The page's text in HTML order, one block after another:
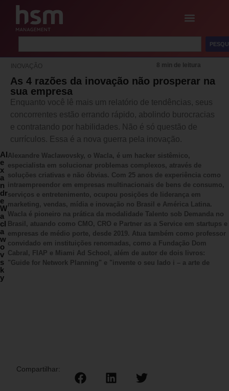
INOVAÇÃO 8 min de leitura
As 4 razões da inovação não prosperar na
sua empresa
Enquanto você lê mais um relatório de tendências, seus
concorrentes estão errando rápido, abolindo burocracias
e contratando por habilidades. Não é só questão de
currículos. Essa é a nova guerra pela inovação.
Al
e
x
a
n
dr
e
W
a
cl
a
w
o
v
s
k
y
Alexandre Waclawovsky, o Wacla, é um hacker sistêmico,
especialista em solucionar problemas complexos, através de
soluções criativas e não óbvias. Com 25 anos de experiência como
intraempreendor em empresas multinacionais de bens de consumo,
serviços e entretenimento, ocupou posições de liderança em
marketing, vendas, mídia e inovação no Brasil e América Latina.
Wacla é pioneiro na prática da modalidade Talento sob Demanda no
Brasil, atuando como CMO, CRO e Partner as a Service em startups e
empresas de médio porte, desde 2019. Atua também como professor
convidado em instituições renomadas, como a Fundação Dom
Cabral, FIAP e Miami Ad School, além de autor de dois livros:
"Guide for Network Planning" e "invente o seu lado i – a arte de
Compartilhar: